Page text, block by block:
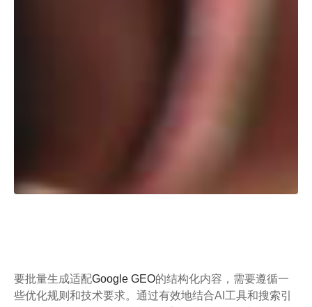
要批量生成适配Google GEO的结构化内容，需要遵循一
些优化规则和技术要求。通过有效地结合AI工具和搜索引